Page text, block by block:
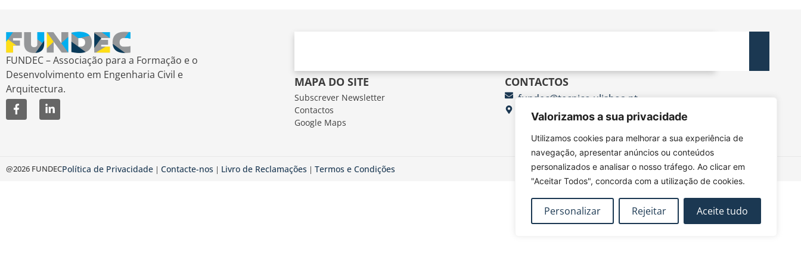
Valorizamos a sua privacidade
Utilizamos cookies para melhorar a sua experiência de
navegação, apresentar anúncios ou conteúdos
personalizados e analisar o nosso tráfego. Ao clicar em
"Aceitar Todos", concorda com a utilização de cookies.
Personalizar Rejeitar Aceite tudo
FUNDEC – Associação para a Formação e o
Desenvolvimento em Engenharia Civil e
Arquitectura.
MAPA DO SITE
Subscrever Newsletter
Contactos
Google Maps
CONTACTOS
fundec@tecnico.ulisboa.pt
FUNDEC - IST - DECivil
Av. Rovisco Pais, 1049-001 Lisboa
@2026 FUNDECPolítica de Privacidade | Contacte-nos | Livro de Reclamações | Termos e Condições